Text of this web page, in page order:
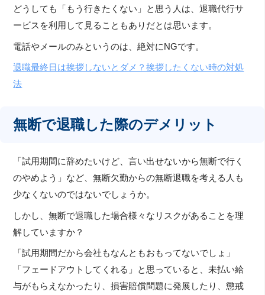
どうしても「もう行きたくない」と思う人は、退職代行サ
ービスを利用して見ることもありだとは思います。
電話やメールのみというのは、絶対にNGです。
退職最終日は挨拶しないとダメ？挨拶したくない時の対処
法
無断で退職した際のデメリット
「試用期間に辞めたいけど、言い出せないから無断で行く
のやめよう」など、無断欠勤からの無断退職を考える人も
少なくないのではないでしょうか。
しかし、無断で退職した場合様々なリスクがあることを理
解していますか？
「試用期間だから会社もなんともおもってないでしょ」
「フェードアウトしてくれる」と思っていると、未払い給
与がもらえなかったり、損害賠償問題に発展したり、懲戒